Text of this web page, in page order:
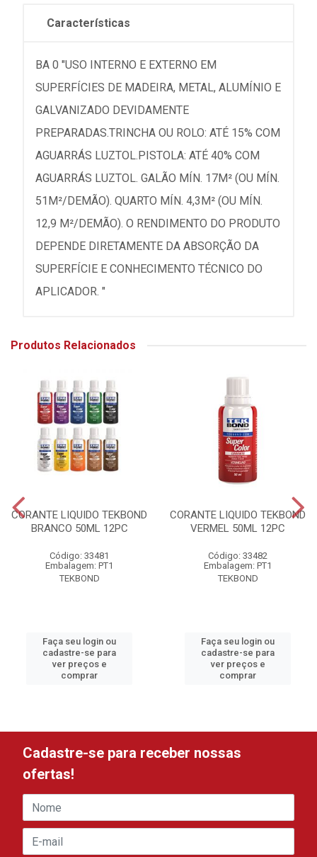
Características
BA 0 "USO INTERNO E EXTERNO EM
SUPERFÍCIES DE MADEIRA, METAL, ALUMÍNIO E
GALVANIZADO DEVIDAMENTE
PREPARADAS.TRINCHA OU ROLO: ATÉ 15% COM
AGUARRÁS LUZTOL.PISTOLA: ATÉ 40% COM
AGUARRÁS LUZTOL. GALÃO MÍN. 17M² (OU MÍN.
51M²/DEMÃO). QUARTO MÍN. 4,3M² (OU MÍN.
12,9 M²/DEMÃO). O RENDIMENTO DO PRODUTO
DEPENDE DIRETAMENTE DA ABSORÇÃO DA
SUPERFÍCIE E CONHECIMENTO TÉCNICO DO
APLICADOR. "
Produtos Relacionados
CORANTE LIQUIDO TEKBOND
BRANCO 50ML 12PC
Código: 33481
Embalagem: PT1
TEKBOND
Faça seu login ou
cadastre-se para
ver preços e
comprar
CORANTE LIQUIDO TEKBOND
VERMEL 50ML 12PC
Código: 33482
Embalagem: PT1
TEKBOND
Faça seu login ou
cadastre-se para
ver preços e
comprar
Cadastre-se para receber nossas
ofertas!